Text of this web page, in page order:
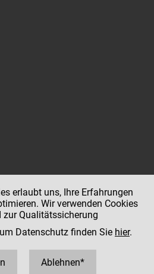
erlaubt uns, Ihre Erfahrungen
Wir verwenden Cookies
Qualitätssicherung
Datenschutz finden Sie hier.
Ablehnen*